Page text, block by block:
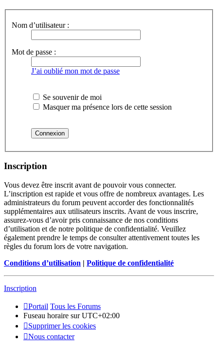
Nom d’utilisateur :
Mot de passe :
J’ai oublié mon mot de passe
Se souvenir de moi
Masquer ma présence lors de cette session
Inscription
Vous devez être inscrit avant de pouvoir vous connecter.
L’inscription est rapide et vous offre de nombreux avantages. Les
administrateurs du forum peuvent accorder des fonctionnalités
supplémentaires aux utilisateurs inscrits. Avant de vous inscrire,
assurez-vous d’avoir pris connaissance de nos conditions
d’utilisation et de notre politique de confidentialité. Veuillez
également prendre le temps de consulter attentivement toutes les
règles du forum lors de votre navigation.
Conditions d’utilisation | Politique de confidentialité
Inscription
Portail Tous les Forums
Fuseau horaire surUTC+02:00
Supprimer les cookies
Nous contacter